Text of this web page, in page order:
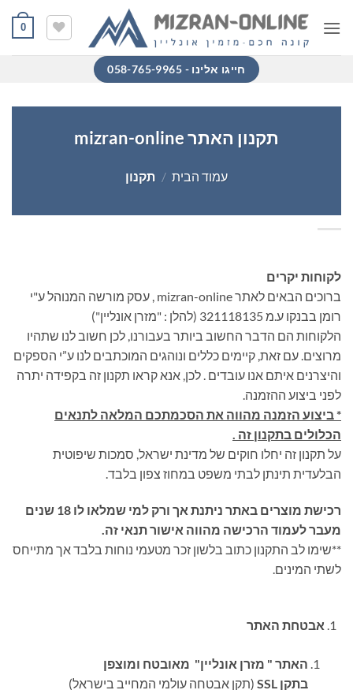
0
חייגו אלינו - 058-765-9965
תקנון האתר mizran-online
עמוד הבית / תקנון
לקוחות יקרים
ברוכים הבאים לאתר mizran-online , עסק מורשה המנוהל ע"י
רומן בבנקו ע.מ 321118135 (להלן : "מזרן אונליין")
הלקוחות הם הדבר החשוב ביותר בעבורנו, לכן חשוב לנו שתהיו
מרוצים. עם זאת, קיימים כללים ונוהגים המוכתבים לנו ע”י הספקים
והיצרנים איתם אנו עובדים .לכן, אנא קראו תקנון זה בקפידה יתרה
לפני ביצוע ההזמנה.
*ביצוע הזמנה מהווה את הסכמתכם המלאה לתנאים
הכלולים בתקנון זה .
על תקנון זה יחלו חוקים של מדינת ישראל, סמכות שיפוטית
הבלעדית תינתן לבתי משפט במחוז צפון בלבד.
רכישת מוצרים באתר ניתנת אך ורק למי שמלאו לו 18 שנים
מעבר לעמוד הרכישה מהווה אישור תנאי זה
**שימו לב התקנון כתוב בלשון זכר מטעמי נוחות בלבד אך מתייחס
לשתי המינים.
אבטחת האתר
האתר " מזרן אונליין" מאובטח ומוצפן
בתקן SSL(תקן אבטחה עולמי המחייב בישראל)